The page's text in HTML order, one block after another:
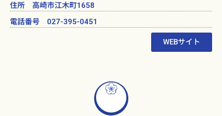
住所 高崎市江木町1658
電話番号 027-395-0451
WEBサイト